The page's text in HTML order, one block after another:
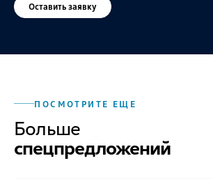
Оставить заявку
ПОСМОТРИТЕ ЕЩЕ
Больше
спецпредложений